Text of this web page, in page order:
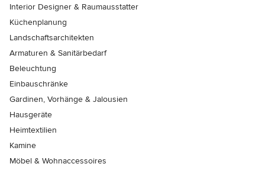
Interior Designer & Raumausstatter
Küchenplanung
Landschaftsarchitekten
Armaturen & Sanitärbedarf
Beleuchtung
Einbauschränke
Gardinen, Vorhänge & Jalousien
Hausgeräte
Heimtextilien
Kamine
Möbel & Wohnaccessoires